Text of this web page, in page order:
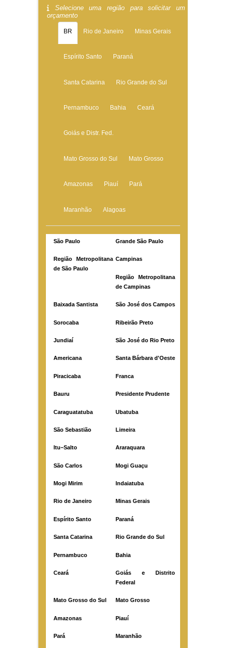
Selecione uma região para solicitar um
orçamento
BR Rio de Janeiro Minas Gerais
Espírito Santo Paraná
Santa Catarina Rio Grande do Sul
Pernambuco Bahia Ceará
Goiás e Distr. Fed.
Mato Grosso do Sul Mato Grosso
Amazonas Piauí Pará
Maranhão Alagoas
São Paulo Grande São Paulo
Região Metropolitana
de São Paulo
Campinas
Região Metropolitana
de Campinas
Baixada Santista São José dos Campos
Sorocaba Ribeirão Preto
Jundiaí São José do Rio Preto
Americana Santa Bárbara d'Oeste
Piracicaba Franca
Bauru Presidente Prudente
Caraguatatuba Ubatuba
São Sebastião Limeira
Itu–Salto Araraquara
São Carlos Mogi Guaçu
Mogi Mirim Indaiatuba
Rio de Janeiro Minas Gerais
Espírito Santo Paraná
Santa Catarina Rio Grande do Sul
Pernambuco Bahia
Ceará
Goiás e Distrito
Federal
Mato Grosso do Sul Mato Grosso
Amazonas Piauí
Pará Maranhão